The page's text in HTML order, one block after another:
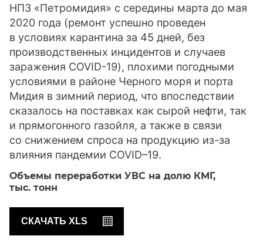
НПЗ «Петромидия» с середины марта до мая
2020 года (ремонт успешно проведен
в условиях карантина за 45 дней, без
производственных инцидентов и случаев
заражения COVID-19), плохими погодными
условиями в районе Черного моря и порта
Мидия в зимний период, что впоследствии
сказалось на поставках как сырой нефти, так
и прямогонного газойля, а также в связи
со снижением спроса на продукцию из-за
влияния пандемии COVID–19.
Объемы переработки УВС на долю КМГ,
тыс. тонн
СКАЧАТЬ XLS